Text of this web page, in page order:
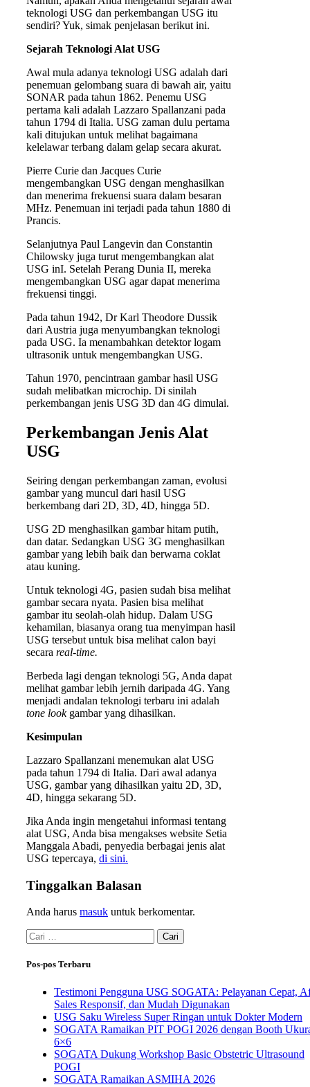
teknologi USG dan perkembangan USG itu
sendiri? Yuk, simak penjelasan berikut ini.
Sejarah Teknologi Alat USG
Awal mula adanya teknologi USG adalah dari
penemuan gelombang suara di bawah air, yaitu
SONAR pada tahun 1862. Penemu USG
pertama kali adalah Lazzaro Spallanzani pada
tahun 1794 di Italia. USG zaman dulu pertama
kali ditujukan untuk melihat bagaimana
kelelawar terbang dalam gelap secara akurat.
Pierre Curie dan Jacques Curie
mengembangkan USG dengan menghasilkan
dan menerima frekuensi suara dalam besaran
MHz. Penemuan ini terjadi pada tahun 1880 di
Prancis.
Selanjutnya Paul Langevin dan Constantin
Chilowsky juga turut mengembangkan alat
USG inI. Setelah Perang Dunia II, mereka
mengembangkan USG agar dapat menerima
frekuensi tinggi.
Pada tahun 1942, Dr Karl Theodore Dussik
dari Austria juga menyumbangkan teknologi
pada USG. Ia menambahkan detektor logam
ultrasonik untuk mengembangkan USG.
Tahun 1970, pencintraan gambar hasil USG
sudah melibatkan microchip. Di sinilah
perkembangan jenis USG 3D dan 4G dimulai.
Perkembangan Jenis Alat
USG
Seiring dengan perkembangan zaman, evolusi
gambar yang muncul dari hasil USG
berkembang dari 2D, 3D, 4D, hingga 5D.
USG 2D menghasilkan gambar hitam putih,
dan datar. Sedangkan USG 3G menghasilkan
gambar yang lebih baik dan berwarna coklat
atau kuning.
Untuk teknologi 4G, pasien sudah bisa melihat
gambar secara nyata. Pasien bisa melihat
gambar itu seolah-olah hidup. Dalam USG
kehamilan, biasanya orang tua menyimpan hasil
USG tersebut untuk bisa melihat calon bayi
secara real-time.
Berbeda lagi dengan teknologi 5G, Anda dapat
melihat gambar lebih jernih daripada 4G. Yang
menjadi andalan teknologi terbaru ini adalah
tone look gambar yang dihasilkan.
Kesimpulan
Lazzaro Spallanzani menemukan alat USG
pada tahun 1794 di Italia. Dari awal adanya
USG, gambar yang dihasilkan yaitu 2D, 3D,
4D, hingga sekarang 5D.
Jika Anda ingin mengetahui informasi tentang
alat USG, Anda bisa mengakses website Setia
Manggala Abadi, penyedia berbagai jenis alat
USG tepercaya, di sini.
Tinggalkan Balasan
Anda harus masuk untuk berkomentar.
Pos-pos Terbaru
Testimoni Pengguna USG SOGATA: Pelayanan Cepat,
Sales Responsif, dan Mudah Digunakan
USG Saku Wireless Super Ringan untuk Dokter Modern
SOGATA Ramaikan PIT POGI 2026 dengan Booth
6×6
SOGATA Dukung Workshop Basic Obstetric Ultrasound
POGI
SOGATA Ramaikan ASMIHA 2026